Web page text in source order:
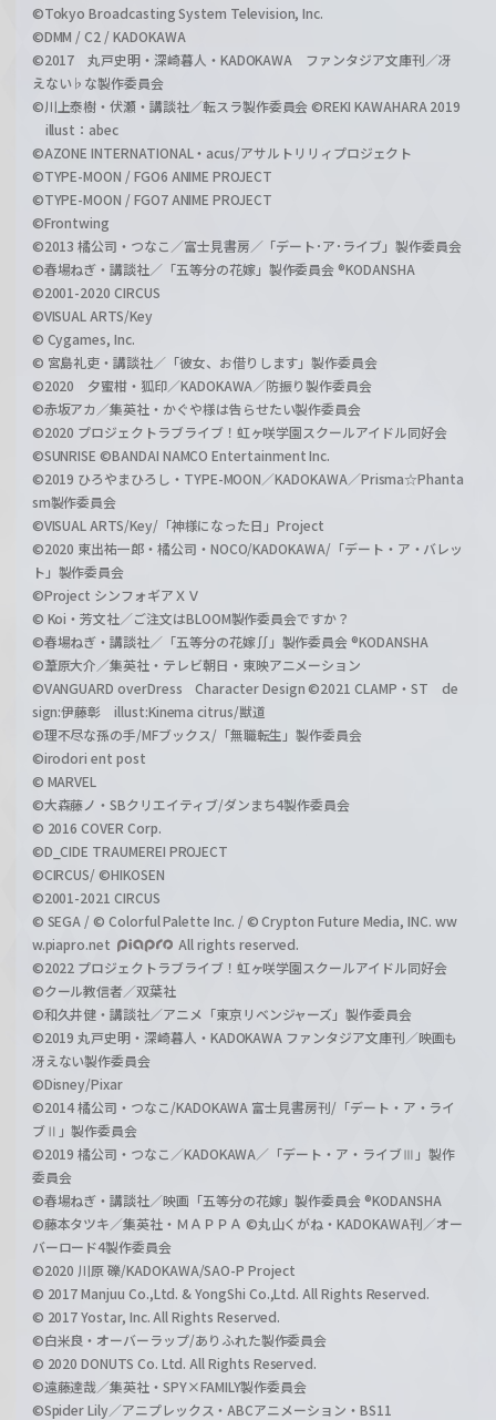
©Tokyo Broadcasting System Television, Inc.
©DMM / C2 / KADOKAWA
©2017 丸戸史明・深崎暮人・KADOKAWA ファンタジア文庫刊／冴
えない♭な製作委員会
©川上泰樹・伏瀬・講談社／転スラ製作委員会 ©REKI KAWAHARA 2019
illust：abec
©AZONE INTERNATIONAL・acus/アサルトリリィプロジェクト
©TYPE-MOON / FGO6 ANIME PROJECT
©TYPE-MOON / FGO7 ANIME PROJECT
©Frontwing
©2013 橘公司・つなこ／富士見書房／「デート･ア･ライブ」製作委員会
©春場ねぎ・講談社／「五等分の花嫁」製作委員会 ®KODANSHA
©2001-2020 CIRCUS
©VISUAL ARTS/Key
© Cygames, Inc.
© 宮島礼吏・講談社／「彼女、お借りします」製作委員会
©2020 夕蜜柑・狐印／KADOKAWA／防振り製作委員会
©赤坂アカ／集英社・かぐや様は告らせたい製作委員会
©2020 プロジェクトラブライブ！虹ヶ咲学園スクールアイドル同好会
©SUNRISE ©BANDAI NAMCO Entertainment Inc.
©2019 ひろやまひろし・TYPE-MOON／KADOKAWA／Prisma☆Phanta
sm製作委員会
©VISUAL ARTS/Key/「神様になった日」Project
©2020 東出祐一郎・橘公司・NOCO/KADOKAWA/「デート・ア・バレッ
ト」製作委員会
©Project シンフォギアＸＶ
© Koi・芳文社／ご注文はBLOOM製作委員会ですか？
©春場ねぎ・講談社／「五等分の花嫁∬」製作委員会 ®KODANSHA
©葦原大介／集英社・テレビ朝日・東映アニメーション
©VANGUARD overDress Character Design ©2021 CLAMP・ST de
sign:伊藤彰 illust:Kinema citrus/獣道
©理不尽な孫の手/MFブックス/「無職転生」製作委員会
©irodori ent post
© MARVEL
©大森藤ノ・SBクリエイティブ/ダンまち4製作委員会
© 2016 COVER Corp.
©D_CIDE TRAUMEREI PROJECT
©CIRCUS/ ©HIKOSEN
©2001-2021 CIRCUS
© SEGA / © Colorful Palette Inc. / © Crypton Future Media, INC. ww
w.piapro.net
All rights reserved.
©2022 プロジェクトラブライブ！虹ヶ咲学園スクールアイドル同好会
©クール教信者／双葉社
©和久井健・講談社／アニメ「東京リベンジャーズ」製作委員会
©2019 丸戸史明・深崎暮人・KADOKAWA ファンタジア文庫刊／映画も
冴えない製作委員会
©Disney/Pixar
©2014 橘公司・つなこ/KADOKAWA 富士見書房刊/「デート・ア・ライ
ブⅡ」製作委員会
©2019 橘公司・つなこ／KADOKAWA／「デート・ア・ライブⅢ」製作
委員会
©春場ねぎ・講談社／映画「五等分の花嫁」製作委員会 ®KODANSHA
©藤本タツキ／集英社・ＭＡＰＰＡ ©丸山くがね・KADOKAWA刊／オー
バーロード4製作委員会
©2020 川原 礫/KADOKAWA/SAO-P Project
© 2017 Manjuu Co.,Ltd. & YongShi Co.,Ltd. All Rights Reserved.
© 2017 Yostar, Inc. All Rights Reserved.
©白米良・オーバーラップ/ありふれた製作委員会
© 2020 DONUTS Co. Ltd. All Rights Reserved.
©遠藤達哉／集英社・SPY×FAMILY製作委員会
©Spider Lily／アニプレックス・ABCアニメーション・BS11